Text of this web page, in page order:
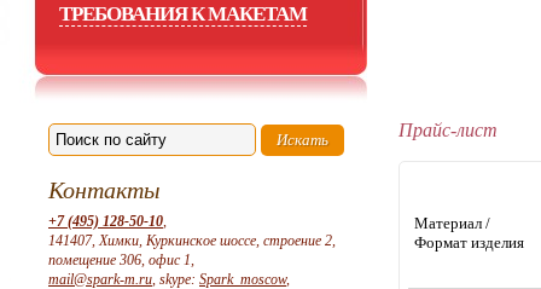
ТРЕБОВАНИЯ К МАКЕТАМ
Контакты
+7 (495) 128-50-10,
141407, Химки, Куркинское шоссе, строение 2,
помещение 306, офис 1,
mail@spark-m.ru, skype: Spark_moscow,
Прайс-лист
Материал /
Формат изделия